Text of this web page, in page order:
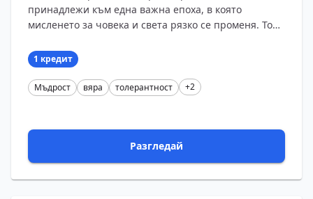
принадлежи към една важна епоха, в която
мисленето за човека и света рязко се променя. Това
поставят в ц?...
1 кредит
Мъдрост вяра толерантност +2
Разгледай